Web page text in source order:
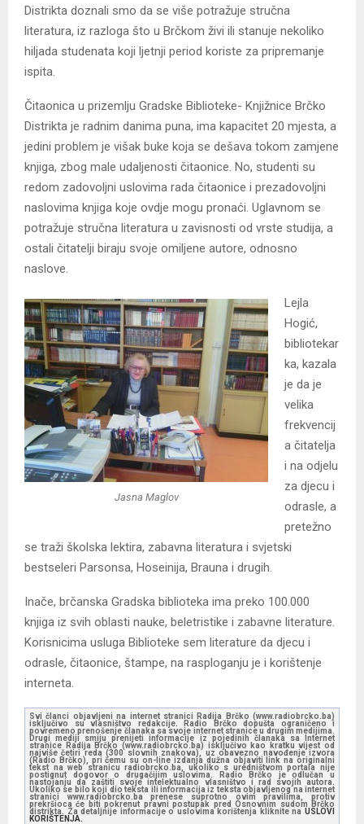
Distrikta doznali smo da se više potražuje stručna
literatura, iz razloga što u Brčkom živi ili stanuje nekoliko
hiljada studenata koji ljetnji period koriste za pripremanje
ispita.
Čitaonica u prizemlju Gradske Biblioteke- Knjižnice Brčko
Distrikta je radnim danima puna, ima kapacitet 20 mjesta, a
jedini problem je višak buke koja se dešava tokom zamjene
knjiga, zbog male udaljenosti čitaonice. No, studenti su
redom zadovoljni uslovima rada čitaonice i prezadovoljni
naslovima knjiga koje ovdje mogu pronaći. Uglavnom se
potražuje stručna literatura u zavisnosti od vrste studija, a
ostali čitatelji biraju svoje omiljene autore, odnosno
naslove.
Jasna Maglov
Lejla
Hogić,
bibliotekar
ka, kazala
je da je
velika
frekvencij
a čitatelja
i na odjelu
za djecu i
odrasle, a
pretežno
se traži školska lektira, zabavna literatura i svjetski
bestseleri Parsonsa, Hoseinija, Brauna i drugih.
Inače, brčanska Gradska biblioteka ima preko 100.000
knjiga iz svih oblasti nauke, beletristike i zabavne literature.
Korisnicima usluga Biblioteke sem literature da djecu i
odrasle, čitaonice, štampe, na rasploganju je i korištenje
interneta.
Svi članci objavljeni na internet stranici Radija Brčko (www.radiobrcko.ba)
isključivo su vlasništvo redakcije. Radio Brčko dopušta ograničeno i
povremeno prenošenje članaka sa svoje internet stranice u drugim medijima.
Drugi mediji smiju prenijeti informacije iz pojedinih članaka sa Internet
stranice Radija Brčko (www.radiobrcko.ba) isključivo kao kratku vijest od
najviše četiri reda (300 slovnih znakova), uz obavezno navođenje izvora
(Radio Brčko), pri čemu su on-line izdanja dužna objaviti link na originalni
tekst na web stranicu radiobrcko.ba, ukoliko s uredništvom portala nije
postignut dogovor o drugačijim uslovima. Radio Brčko je odlučan u
nastojanju da zaštiti svoje intelektualno vlasništvo i rad svojih autora.
Ukoliko se bilo koji dio teksta ili informacija iz teksta objavljenog na internet
stranici www.radiobrcko.ba prenese suprotno ovim pravilima, protiv
prekršioca će biti pokrenut pravni postupak pred Osnovnim sudom Brčko
distrikta. Za detaljnije informacije o uslovima korištenja kliknite na USLOVI
KORIŠTENJA.